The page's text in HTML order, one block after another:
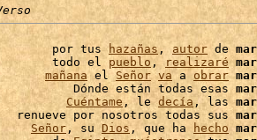
por tus hazañas, autor de
todo el pueblo , realizaré
mañana el Señor va a obrar
Dónde están todas esas
Cuéntame , le decía , las
renueve por nosotros todas sus
Señor , su Dios, que ha hecho